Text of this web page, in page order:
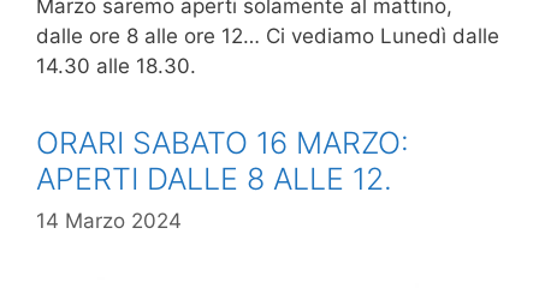
Marzo saremo aperti solamente al mattino,
dalle ore 8 alle ore 12… Ci vediamo Lunedì dalle
14.30 alle 18.30.
ORARI SABATO 16 MARZO:
APERTI DALLE 8 ALLE 12.
14 Marzo 2024